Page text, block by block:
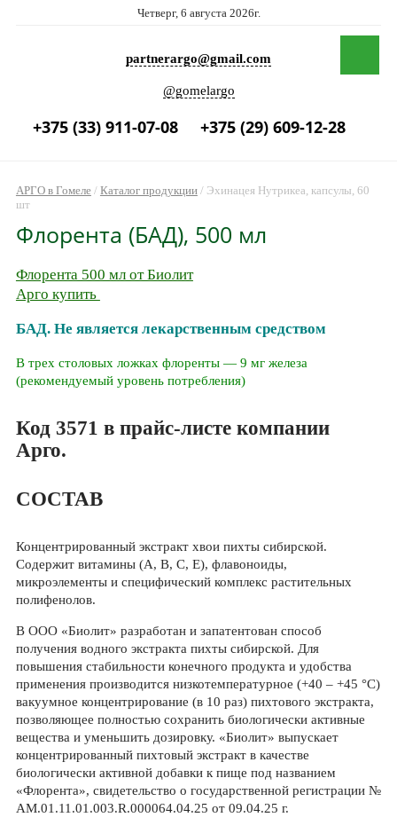
Четверг, 6 августа 2026г.
partnerargo@gmail.com
@gomelargo
+375 (33) 911-07-08 +375 (29) 609-12-28
АРГО в Гомеле/ Каталог продукции/ Эхинацея Нутрикеа, капсулы, 60
шт
Флорента (БАД), 500 мл
Флорента 500 мл от Биолит
Арго купить
БАД. Не является лекарственным средством
В трех столовых ложках флоренты — 9 мг железа
(рекомендуемый уровень потребления)
Код 3571 в прайс-листе компании
Арго.
СОСТАВ
Концентрированный экстракт хвои пихты сибирской.
Содержит витамины (А, В, С, Е), флавоноиды,
микроэлементы и специфический комплекс растительных
полифенолов.
В ООО «Биолит» разработан и запатентован способ
получения водного экстракта пихты сибирской. Для
повышения стабильности конечного продукта и удобства
применения производится низкотемпературное (+40 – +45 °С)
вакуумное концентрирование (в 10 раз) пихтового экстракта,
позволяющее полностью сохранить биологически активные
вещества и уменьшить дозировку. «Биолит» выпускает
концентрированный пихтовый экстракт в качестве
биологически активной добавки к пище под названием
«Флорента», свидетельство о государственной регистрации №
АМ.01.11.01.003.R.000064.04.25 от 09.04.25 г.